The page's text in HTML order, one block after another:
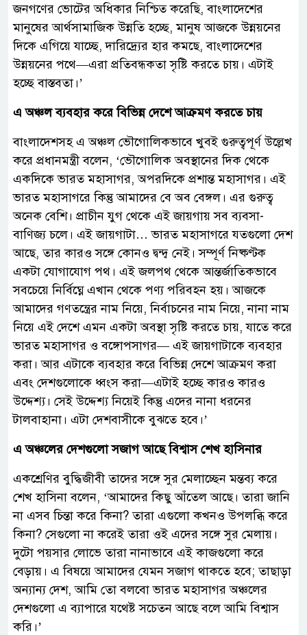
জনগণের ভোটের অধিকার নিশ্চিত করেছি, বাংলাদেশের
মানুষের আর্থসামাজিক উন্নতি হচ্ছে, মানুষ আজকে উন্নয়নের
দিকে এগিয়ে যাচ্ছে, দারিদ্র্যের হার কমছে, বাংলাদেশের
উন্নয়নের পথে—এরা প্রতিবন্ধকতা সৃষ্টি করতে চায়। এটাই
হচ্ছে বাস্তবতা।’
এ অঞ্চল ব্যবহার করে বিভিন্ন দেশে আক্রমণ করতে চায়
বাংলাদেশসহ এ অঞ্চল ভৌগোলিকভাবে খুবই গুরুত্বপূর্ণ উল্লেখ
করে প্রধানমন্ত্রী বলেন, ‘ভৌগোলিক অবস্থানের দিক থেকে
একদিকে ভারত মহাসাগর, অপরদিকে প্রশান্ত মহাসাগর। এই
ভারত মহাসাগরে কিন্তু আমাদের বে অব বেঙ্গল। এর গুরুত্ব
অনেক বেশি। প্রাচীন যুগ থেকে এই জায়গায় সব ব্যবসা-
বাণিজ্য চলে। এই জায়গাটা… ভারত মহাসাগরে যতগুলো দেশ
আছে, তার কারও সঙ্গে কোনও দ্বন্দ্ব নেই। সম্পূর্ণ নিষ্কণ্টক
একটা যোগাযোগ পথ। এই জলপথ থেকে আন্তর্জাতিকভাবে
সবচেয়ে নির্বিঘ্নে এখান থেকে পণ্য পরিবহন হয়। আজকে
আমাদের গণতন্ত্রের নাম নিয়ে, নির্বাচনের নাম নিয়ে, নানা নাম
নিয়ে এই দেশে এমন একটা অবস্থা সৃষ্টি করতে চায়, যাতে করে
ভারত মহাসাগর ও বঙ্গোপসাগর— এই জায়গাটাকে ব্যবহার
করা। আর এটাকে ব্যবহার করে বিভিন্ন দেশে আক্রমণ করা
এবং দেশগুলোকে ধ্বংস করা—এটাই হচ্ছে কারও কারও
উদ্দেশ্য। সেই উদ্দেশ্য নিয়েই কিন্তু এদের নানা ধরনের
টালবাহানা। এটা দেশবাসীকে বুঝতে হবে।’
এ অঞ্চলের দেশগুলো সজাগ আছে বিশ্বাস শেখ হাসিনার
একশ্রেণির বুদ্ধিজীবী তাদের সঙ্গে সুর মেলাচ্ছেন মন্তব্য করে
শেখ হাসিনা বলেন, ‘আমাদের কিছু আঁতেল আছে। তারা জানি
না এসব চিন্তা করে কিনা? তারা এগুলো কখনও উপলব্ধি করে
কিনা? সেগুলো না করেই তারা ওই এদের সঙ্গে সুর মেলায়।
দুটো পয়সার লোভে তারা নানাভাবে এই কাজগুলো করে
বেড়ায়। এ বিষয়ে আমাদের যেমন সজাগ থাকতে হবে; তাছাড়া
অন্যান্য দেশ, আমি তো বলবো ভারত মহাসাগর অঞ্চলের
দেশগুলো এ ব্যাপারে যথেষ্ট সচেতন আছে বলে আমি বিশ্বাস
করি।’